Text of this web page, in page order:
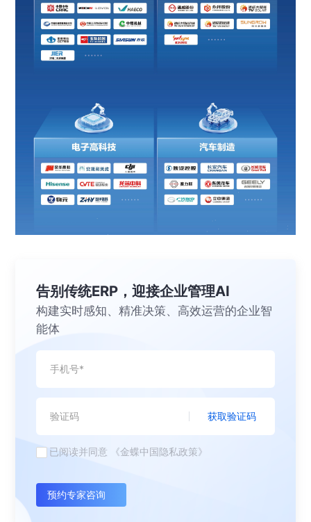
告别传统ERP，迎接企业管理AI
构建实时感知、精准决策、高效运营的企业智
能体
获取验证码
已阅读并同意 《金蝶中国隐私政策》
预约专家咨询